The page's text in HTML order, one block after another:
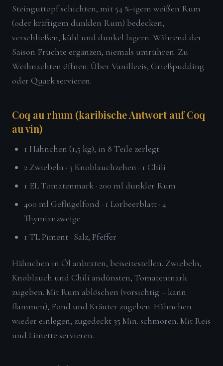
Steinguttopf schichten, mit 54 %-igem weißen Rum
(oder kräftigem dunklen Rum) bedecken,
verschließen, kühl und dunkel lagern. Während der
Saison Früchte ergänzen, niemals umrühren. Zu
Weihnachten öffnen. Über Vanilleeis, Grießpudding
oder Quark servieren.
Coq au rhum (karibische Antwort auf Coq
au vin)
1 Hähnchen (1,5 kg), in 8 Teile zerlegt
2 Zwiebeln · 3 Knoblauchzehen · 1 Chili
1 EL Tomatenmark · 200 ml dunkler Rum
400 ml Geflügelfond · 1 Lorbeerblatt · 4
Thymianzweige
1 TL Piment · Salz, Pfeffer
Hähnchen in Öl anbraten, beiseitestellen. Zwiebeln,
Knoblauch und Chili andünsten, Tomatenmark
zugeben. Mit Rum ablöschen (vorsichtig – kann
flammen), Fond und Kräuter zugeben. Hähnchen
wieder einlegen, zugedeckt 35 Min. schmoren. Mit Reis
und Limette servieren.